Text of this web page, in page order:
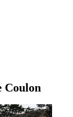
Coulon